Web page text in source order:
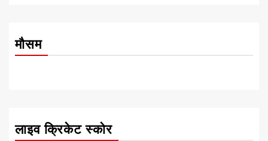
मौसम
लाइव क्रिकेट स्कोर